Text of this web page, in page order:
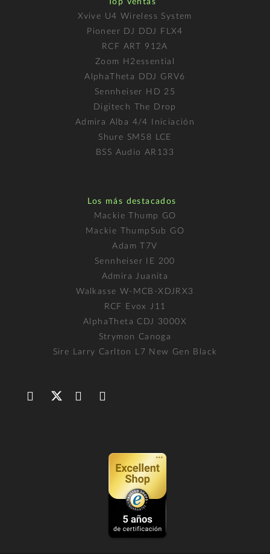
Xvive U4 Wireless System
Pioneer DJ DDJ FLX4
RCF ART 912A
Zoom H2essential
AlphaTheta DDJ GRV6
Sennheiser HD 25
Digitech The Drop
Admira Alba 4/4 Iniciación
Shure SM58 LCE
BSS Audio AR133
Los más destacados
Mackie Thump GO
Mackie ThumpSub GO
Adam T7V
Sennheiser IE 200
Admira Juanita
Walkasse W-MCB-XDJRX3
RCF Evox J11
AlphaTheta CDJ 3000X
Strymon Canoga
Sire Larry Carlton L7 New Gen Black